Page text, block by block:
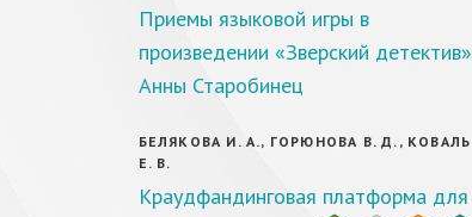
Приемы языковой игры в
произведении «Зверский детектив»
Анны Старобинец
БЕЛЯКОВА И. А., ГОРЮНОВА В. Д., КОВАЛЬ
Е. В.
Краудфандинговая платформа для